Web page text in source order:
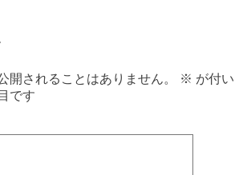
開されることはありません。 ※ が付い
です